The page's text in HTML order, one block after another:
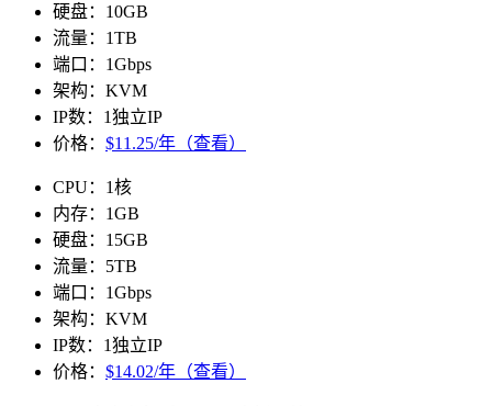
硬盘：10GB
流量：1TB
端口：1Gbps
架构：KVM
IP数：1独立IP
价格： $11.25/年（查看）
CPU：1核
内存：1GB
硬盘：15GB
流量：5TB
端口：1Gbps
架构：KVM
IP数：1独立IP
价格： $14.02/年（查看）